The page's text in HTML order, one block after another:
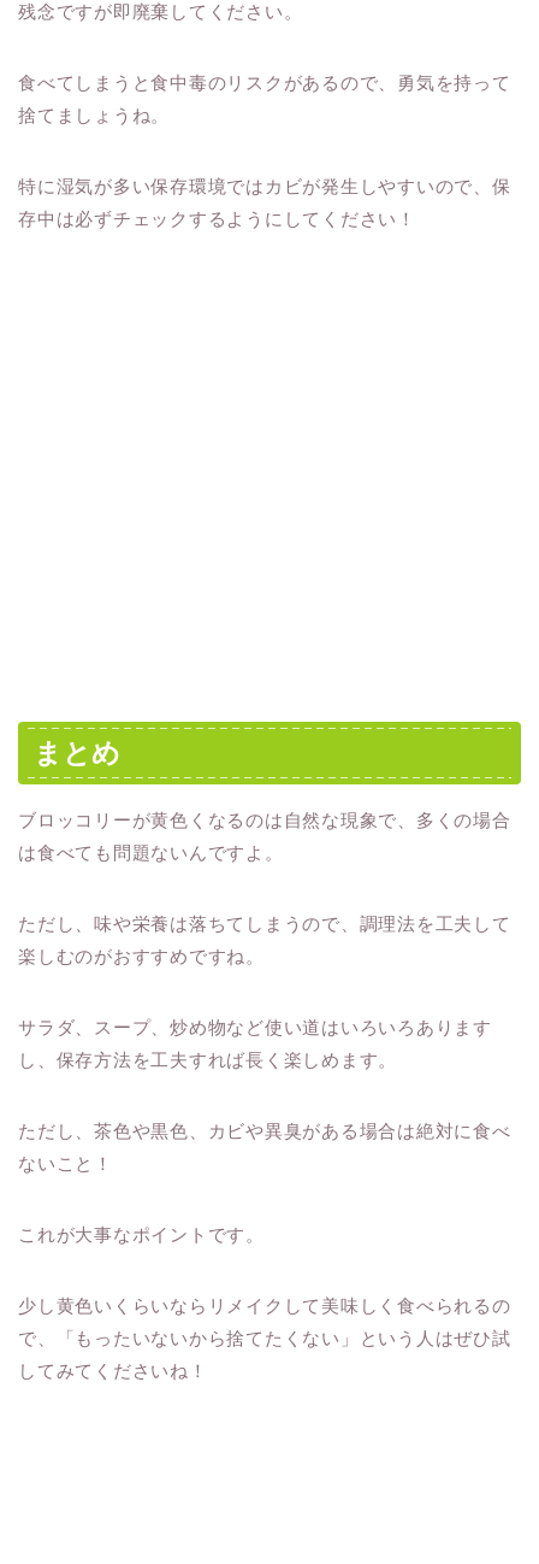
残念ですが即廃棄してください。
食べてしまうと食中毒のリスクがあるので、勇気を持って
捨てましょうね。
特に湿気が多い保存環境ではカビが発生しやすいので、保
存中は必ずチェックするようにしてください！
まとめ
ブロッコリーが黄色くなるのは自然な現象で、多くの場合
は食べても問題ないんですよ。
ただし、味や栄養は落ちてしまうので、調理法を工夫して
楽しむのがおすすめですね。
サラダ、スープ、炒め物など使い道はいろいろあります
し、保存方法を工夫すれば長く楽しめます。
ただし、茶色や黒色、カビや異臭がある場合は絶対に食べ
ないこと！
これが大事なポイントです。
少し黄色いくらいならリメイクして美味しく食べられるの
で、「もったいないから捨てたくない」という人はぜひ試
してみてくださいね！